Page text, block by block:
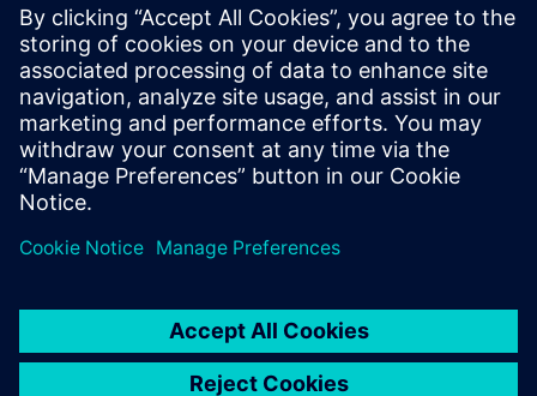
Давайте поспілкуємося. Зверніться до нас, і ми
допоможемо вам знайти найкраще місце для
початку.
Contact us